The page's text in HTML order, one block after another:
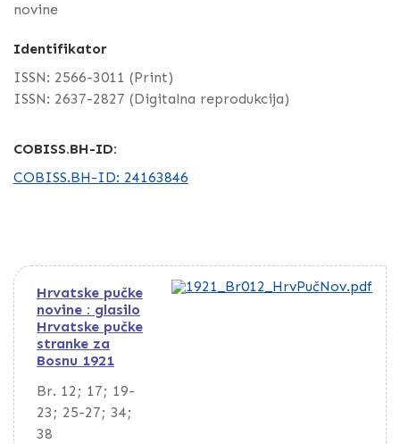
novine
Identifikator
ISSN: 2566-3011 (Print)
ISSN: 2637-2827 (Digitalna reprodukcija)
COBISS.BH-ID:
COBISS.BH-ID: 24163846
Hrvatske pučke
novine : glasilo
Hrvatske pučke
stranke za
Bosnu 1921
Br. 12; 17; 19-
23; 25-27; 34;
38